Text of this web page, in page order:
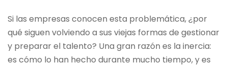
Si las empresas conocen esta problemática, ¿por
qué siguen volviendo a sus viejas formas de gestionar
y preparar el talento? Una gran razón es la inercia:
es cómo lo han hecho durante mucho tiempo, y es